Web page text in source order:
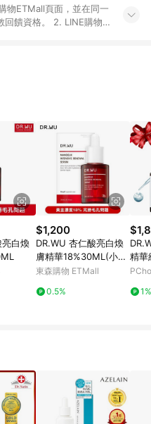
物ETMall頁面，並在同一
回饋資格。 2. LINE購物
以下類別商品，將無法獲
館商品。 4. 如取消訂
後之最終發票金額計算，
單如有使用東森購物
森幣、樂透金、東森現金
森購物ETMall之結帳頁面
最高回饋點數」機制(特
訂單中同一商品不論件數
所設定的回饋機制為準。
品資料更新會有時間差，
東森購物ETMall銷售網
贈點爭議，請務必於訂單
若超過180天(含)以上進
紅包僅限指定商品使
之適用商品與使用條件
亮白煥
$1,200
DR.WU 杏仁酸亮白煥
膚精華18%30ML(小紅
瓶)
東森購物 ETMall
0.5%
精華
液)
1%